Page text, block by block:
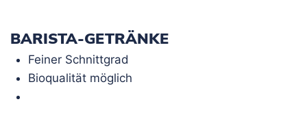
BARISTA-GETRÄNKE
Feiner Schnittgrad
Bioqualität möglich